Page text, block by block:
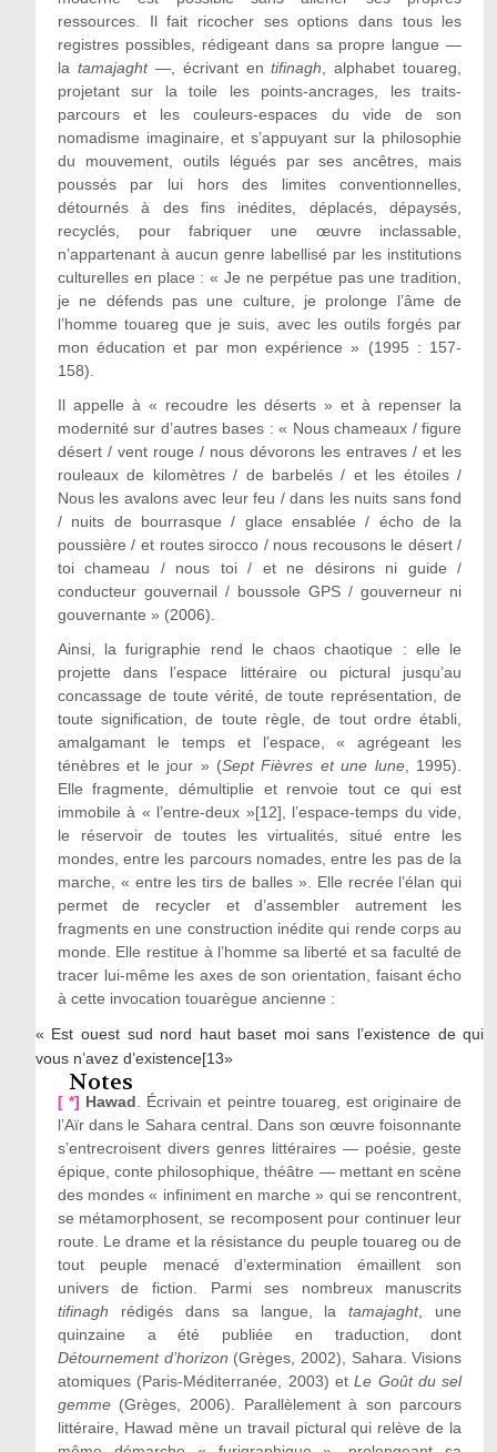
ressources. Il fait ricocher ses options dans tous les
registres possibles, rédigeant dans sa propre langue —
la tamajaght—, écrivant entifinagh , alphabet touareg,
projetant sur la toile les points-ancrages, les traits-
parcours et les couleurs-espaces du vide de son
nomadisme imaginaire, et s’appuyant sur la philosophie
du mouvement, outils légués par ses ancêtres, mais
poussés par lui hors des limites conventionnelles,
détournés à des fins inédites, déplacés, dépaysés,
recyclés, pour fabriquer une œuvre inclassable,
n’appartenant à aucun genre labellisé par les institutions
culturelles en place : « Je ne perpétue pas une tradition,
je ne défends pas une culture, je prolonge l’âme de
l’homme touareg que je suis, avec les outils forgés par
mon éducation et par mon expérience » (1995 : 157-
158).
Il appelle à « recoudre les déserts » et à repenser la
modernité sur d’autres bases : « Nous chameaux / figure
désert / vent rouge / nous dévorons les entraves / et les
rouleaux de kilomètres / de barbelés / et les étoiles /
Nous les avalons avec leur feu / dans les nuits sans fond
/ nuits de bourrasque / glace ensablée / écho de la
poussière / et routes sirocco / nous recousons le désert /
toi chameau / nous toi / et ne désirons ni guide /
conducteur gouvernail / boussole GPS / gouverneur ni
gouvernante » (2006).
Ainsi, la furigraphie rend le chaos chaotique : elle le
projette dans l’espace littéraire ou pictural jusqu’au
concassage de toute vérité, de toute représentation, de
toute signification, de toute règle, de tout ordre établi,
amalgamant le temps et l’espace, « agrégeant les
ténèbres et le jour » (Sept Fièvres et une lune, 1995).
Elle fragmente, démultiplie et renvoie tout ce qui est
immobile à « l’entre-deux »[12], l’espace-temps du vide,
le réservoir de toutes les virtualités, situé entre les
mondes, entre les parcours nomades, entre les pas de la
marche, « entre les tirs de balles ». Elle recrée l’élan qui
permet de recycler et d’assembler autrement les
fragments en une construction inédite qui rende corps au
monde. Elle restitue à l’homme sa liberté et sa faculté de
tracer lui-même les axes de son orientation, faisant écho
à cette invocation touarègue ancienne :
« Est ouest sud nord haut baset moi sans l’existence de qui
vous n’avez d’existence[13»
Notes
[ *] Hawad . Écrivain et peintre touareg, est originaire de
l’Aïr dans le Sahara central. Dans son œuvre foisonnante
s’entrecroisent divers genres littéraires — poésie, geste
épique, conte philosophique, théâtre — mettant en scène
des mondes « infiniment en marche » qui se rencontrent,
se métamorphosent, se recomposent pour continuer leur
route. Le drame et la résistance du peuple touareg ou de
tout peuple menacé d’extermination émaillent son
univers de fiction. Parmi ses nombreux manuscrits
tifinagh rédigés dans sa langue, latamajaght, une
quinzaine a été publiée en traduction, dont
Détournement d’horizon (Grèges, 2002), Sahara. Visions
atomiques (Paris-Méditerranée, 2003) etLe Goût du sel
gemme(Grèges, 2006). Parallèlement à son parcours
littéraire, Hawad mène un travail pictural qui relève de la